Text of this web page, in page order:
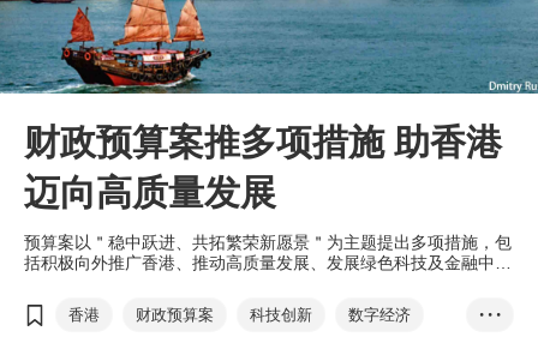
财政预算案推多项措施 助香港
迈向高质量发展
预算案以＂稳中跃进、共拓繁荣新愿景＂为主题提出多项措施，包
括积极向外推广香港、推动高质量发展、发展绿色科技及金融中
固复苏动力，支持经济迈向高质量发展。
香港 财政预算案 科技创新
数字经济
• • •